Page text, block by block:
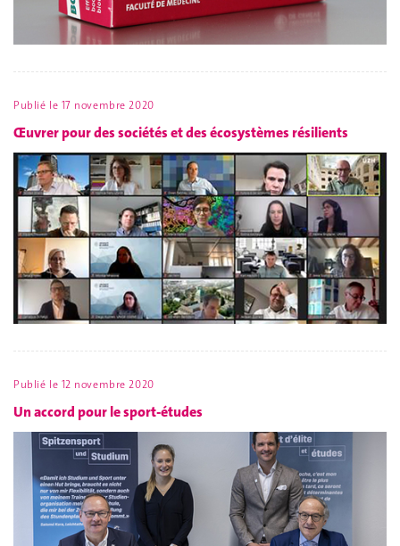
Publié le 17 novembre 2020
Œuvrer pour des sociétés et des écosystèmes résilients
Publié le 12 novembre 2020
Un accord pour le sport-études